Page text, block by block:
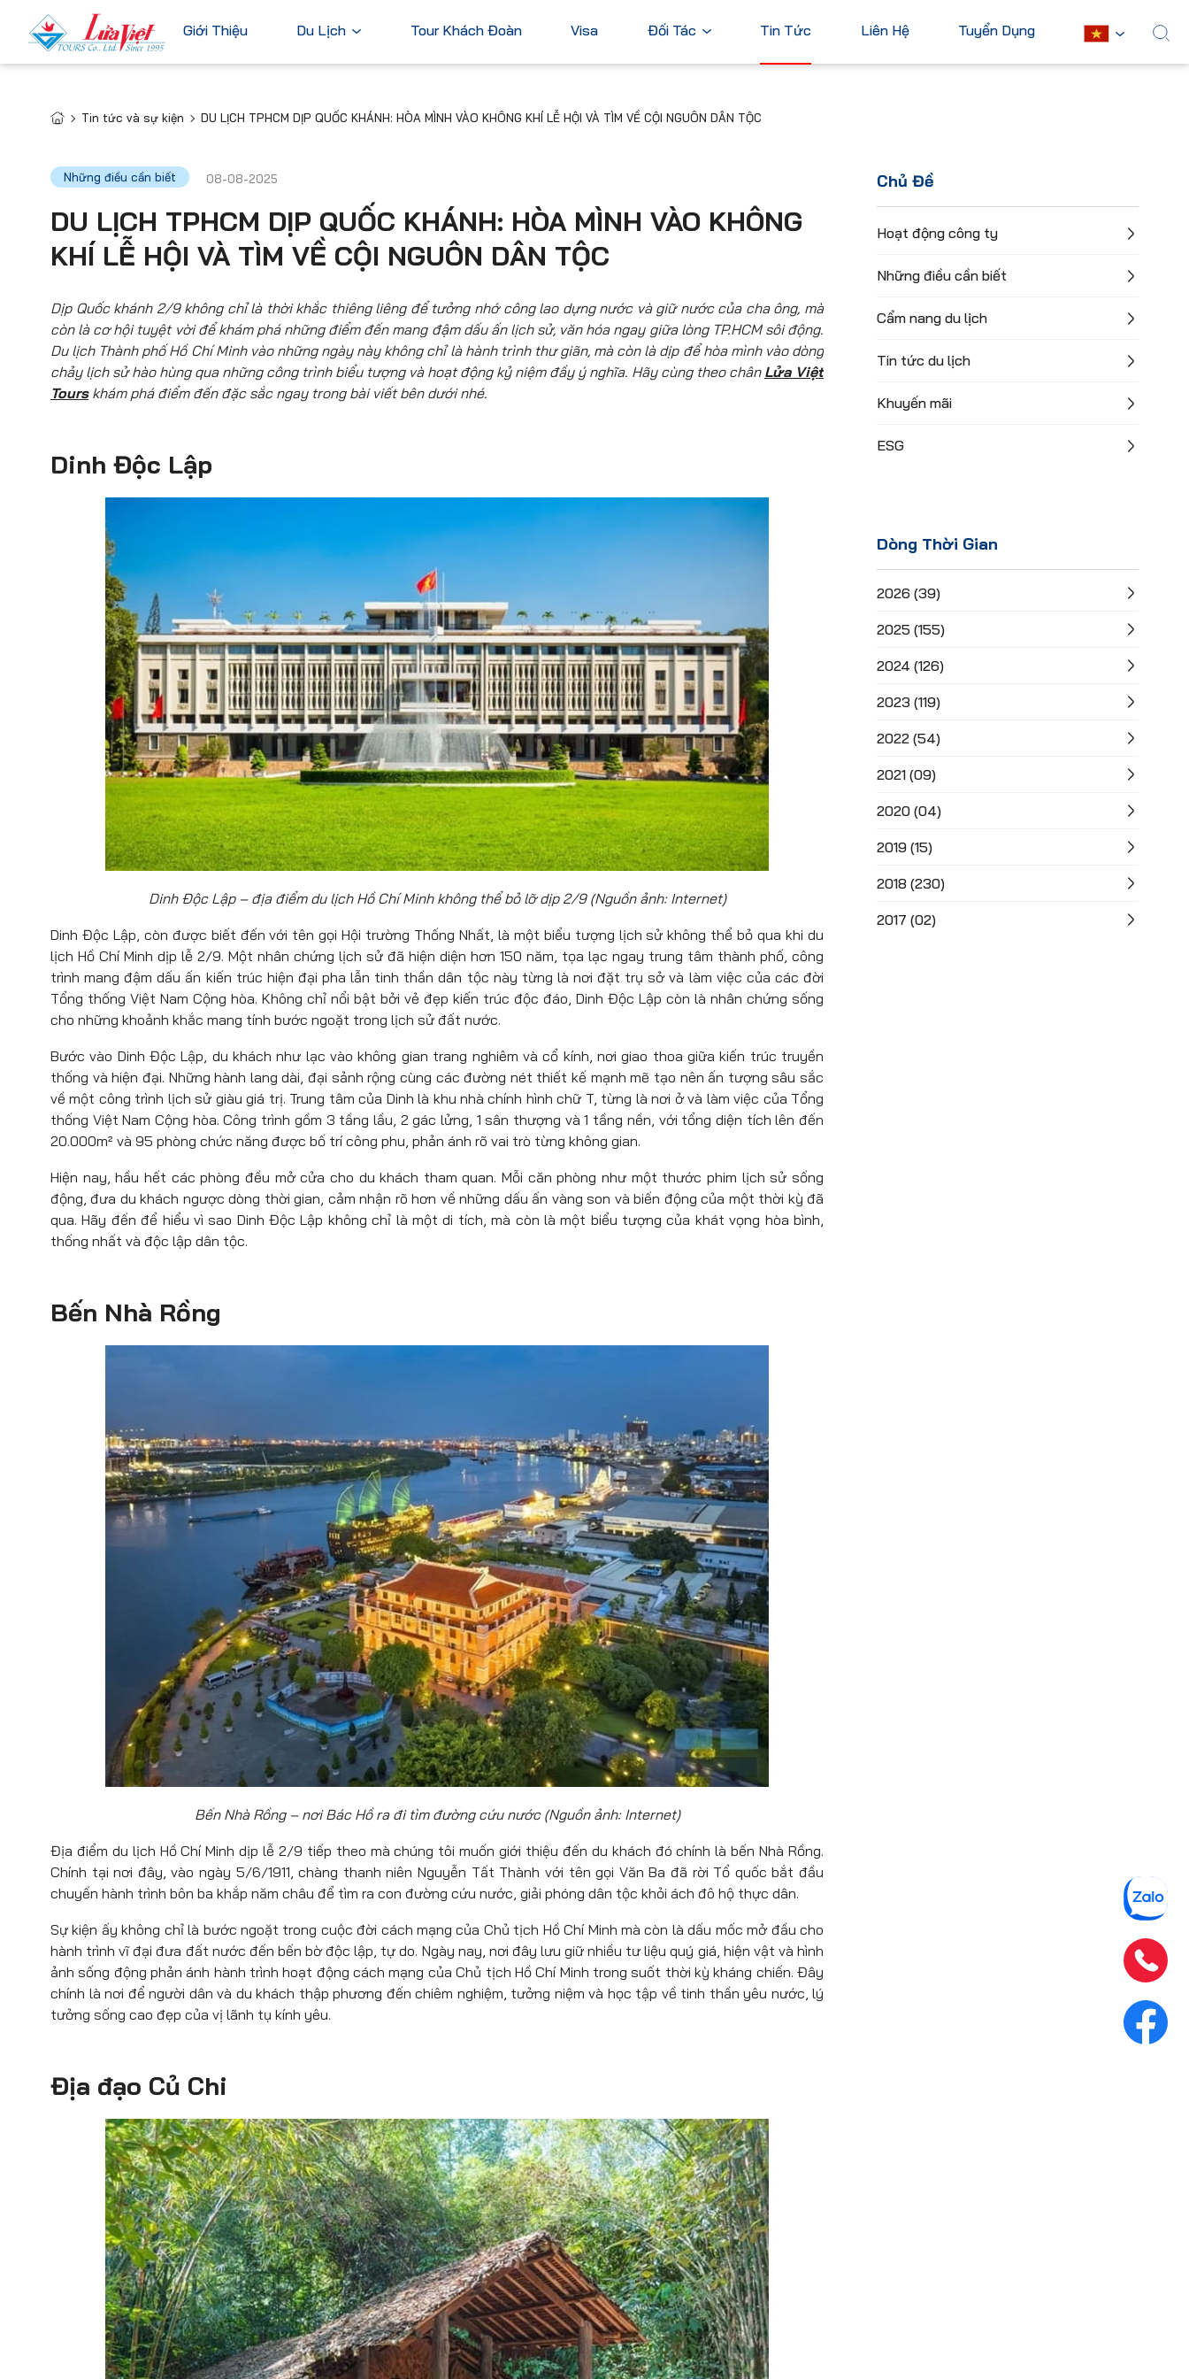
Giới Thiệu Du Lịch
Du Lịch Trong Nước
Đức
Ý
Hà Lan
Xem tất cả
Hàn Quốc
Đài Loan
Xem tất cả
Xem tất cả
Tour Khách Đoàn Visa Đối Tác Tin Tức Liên Hệ Tuyển Dụng
Tin tức và sự kiện DU LỊCH TPHCM DỊP QUỐC KHÁNH: HÒA MÌNH VÀO KHÔNG KHÍ LỄ HỘI VÀ TÌM VỀ CỘI NGUÔN DÂN TỘC
Những điều cần biết 08-08-2025
DU LỊCH TPHCM DỊP QUỐC KHÁNH: HÒA MÌNH VÀO KHÔNG
KHÍ LỄ HỘI VÀ TÌM VỀ CỘI NGUÔN DÂN TỘC
Dịp Quốc khánh 2/9 không chỉ là thời khắc thiêng liêng để tưởng nhớ công lao dựng nước và giữ nước của cha ông, mà
còn là cơ hội tuyệt vời để khám phá những điểm đến mang đậm dấu ấn lịch sử, văn hóa ngay giữa lòng TP.HCM sôi động.
Du lịch Thành phố Hồ Chí Minh vào những ngày này không chỉ là hành trình thư giãn, mà còn là dịp để hòa mình vào dòng
chảy lịch sử hào hùng qua những công trình biểu tượng và hoạt động kỷ niệm đầy ý nghĩa. Hãy cùng theo chân Lửa Việt
Tourskhám phá điểm đến đặc sắc ngay trong bài viết bên dưới nhé.
Dinh Độc Lập
Dinh Độc Lập – địa điểm du lịch Hồ Chí Minh không thể bỏ lỡ dịp 2/9 (Nguồn ảnh: Internet)
Dinh Độc Lập, còn được biết đến với tên gọi Hội trường Thống Nhất, là một biểu tượng lịch sử không thể bỏ qua khi du
lịch Hồ Chí Minh dịp lễ 2/9. Một nhân chứng lịch sử đã hiện diện hơn 150 năm, tọa lạc ngay trung tâm thành phố, công
trình mang đậm dấu ấn kiến trúc hiện đại pha lẫn tinh thần dân tộc này từng là nơi đặt trụ sở và làm việc của các đời
Tổng thống Việt Nam Cộng hòa. Không chỉ nổi bật bởi vẻ đẹp kiến trúc độc đáo, Dinh Độc Lập còn là nhân chứng sống
cho những khoảnh khắc mang tính bước ngoặt trong lịch sử đất nước.
Bước vào Dinh Độc Lập, du khách như lạc vào không gian trang nghiêm và cổ kính, nơi giao thoa giữa kiến trúc truyền
thống và hiện đại. Những hành lang dài, đại sảnh rộng cùng các đường nét thiết kế mạnh mẽ tạo nên ấn tượng sâu sắc
về một công trình lịch sử giàu giá trị. Trung tâm của Dinh là khu nhà chính hình chữ T, từng là nơi ở và làm việc của Tổng
thống Việt Nam Cộng hòa. Công trình gồm 3 tầng lầu, 2 gác lửng, 1 sân thượng và 1 tầng nền, với tổng diện tích lên đến
20.000m² và 95 phòng chức năng được bố trí công phu, phản ánh rõ vai trò từng không gian.
Hiện nay, hầu hết các phòng đều mở cửa cho du khách tham quan. Mỗi căn phòng như một thước phim lịch sử sống
động, đưa du khách ngược dòng thời gian, cảm nhận rõ hơn về những dấu ấn vàng son và biến động của một thời kỳ đã
qua. Hãy đến để hiểu vì sao Dinh Độc Lập không chỉ là một di tích, mà còn là một biểu tượng của khát vọng hòa bình,
thống nhất và độc lập dân tộc.
Bến Nhà Rồng
Bến Nhà Rồng – nơi Bác Hồ ra đi tìm đường cứu nước (Nguồn ảnh: Internet)
Địa điểm du lịch Hồ Chí Minh dịp lễ 2/9 tiếp theo mà chúng tôi muốn giới thiệu đến du khách đó chính là bến Nhà Rồng.
Chính tại nơi đây, vào ngày 5/6/1911, chàng thanh niên Nguyễn Tất Thành với tên gọi Văn Ba đã rời Tổ quốc bắt đầu
chuyến hành trình bôn ba khắp năm châu để tìm ra con đường cứu nước, giải phóng dân tộc khỏi ách đô hộ thực dân.
Sự kiện ấy không chỉ là bước ngoặt trong cuộc đời cách mạng của Chủ tịch Hồ Chí Minh mà còn là dấu mốc mở đầu cho
hành trình vĩ đại đưa đất nước đến bến bờ độc lập, tự do. Ngày nay, nơi đây lưu giữ nhiều tư liệu quý giá, hiện vật và hình
ảnh sống động phản ánh hành trình hoạt động cách mạng của Chủ tịch Hồ Chí Minh trong suốt thời kỳ kháng chiến. Đây
chính là nơi để người dân và du khách thập phương đến chiêm nghiệm, tưởng niệm và học tập về tinh thần yêu nước, lý
tưởng sống cao đẹp của vị lãnh tụ kính yêu.
Địa đạo Củ Chi
Chủ Đề
Hoạt động công ty
Những điều cần biết
Cẩm nang du lịch
Tin tức du lịch
Khuyến mãi
ESG
Dòng Thời Gian
2026 (39)
2025 (155)
2024 (126)
2023 (119)
2022 (54)
2021 (09)
2020 (04)
2019 (15)
2018 (230)
2017 (02)